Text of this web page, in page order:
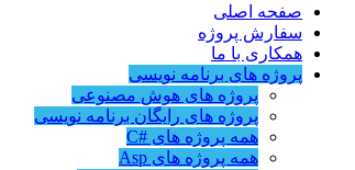
صفحه اصلی
سفارش پروژه
همکاری با ما
پروژه های برنامه نویسی
پروژه های هوش مصنوعی
پروژه های رایگان برنامه نویسی
همه پروژه های #C
همه پروژه های Asp